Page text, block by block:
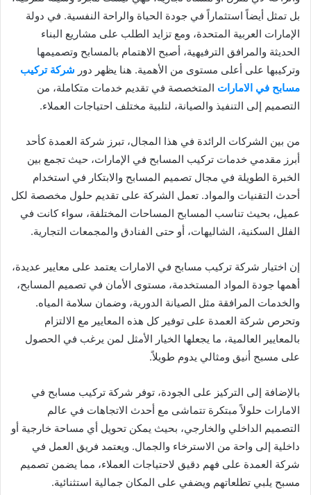
بل تمثل أيضاً استثماراً في جودة الحياة والراحة النفسية. في دولة
الإمارات العربية المتحدة، ومع تزايد الطلب على مشاريع البناء
الحديثة والمرافق الترفيهية، أصبح الاهتمام بالمسابح وتصميمها
وتركيبها على أعلى مستوى من الأهمية. هنا يظهر دور شركة تركيب
مسابح في الامارات المتخصصة في تقديم خدمات متكاملة، من
التصميم إلى التنفيذ والصيانة، لتلبية مختلف احتياجات العملاء.
من بين الشركات الرائدة في هذا المجال، تبرز شركة العمدة كأحد
أبرز مقدمي خدمات تركيب المسابح في الإمارات، حيث تجمع بين
الخبرة الطويلة في مجال تصميم المسابح والابتكار في استخدام
أحدث التقنيات والمواد. تعمل الشركة على تقديم حلول مخصصة لكل
عميل، بحيث تناسب المسابح المساحات المختلفة، سواء كانت في
الفلل السكنية، الشاليهات، أو حتى الفنادق والمجمعات التجارية.
إن اختيار شركة تركيب مسابح في الامارات يعتمد على معايير عديدة،
أهمها جودة المواد المستخدمة، مستوى الأمان في تصميم المسابح،
والخدمات المرافقة مثل الصيانة الدورية، وضمان سلامة المياه.
وتحرص شركة العمدة على توفير كل هذه المعايير مع الالتزام
بالمعايير العالمية، ما يجعلها الخيار الأمثل لمن يرغب في الحصول
على مسبح أنيق ومثالي يدوم طويلاً.
بالإضافة إلى التركيز على الجودة، توفر شركة تركيب مسابح في
الامارات حلولاً مبتكرة تتماشى مع أحدث الاتجاهات في عالم
التصميم الداخلي والخارجي، بحيث يمكن تحويل أي مساحة خارجية أو
داخلية إلى واحة من الاسترخاء والجمال. ويعتمد فريق العمل في
شركة العمدة على فهم دقيق لاحتياجات العملاء، مما يضمن تصميم
مسبح يلبي تطلعاتهم ويضفي على المكان جمالية استثنائية.